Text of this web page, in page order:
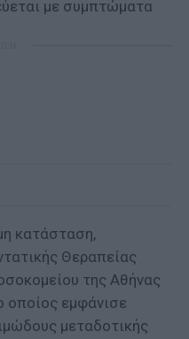
κατάσταση,
Θεραπείας
της Αθήνας
οποίος εμφάνισε
μεταδοτικής